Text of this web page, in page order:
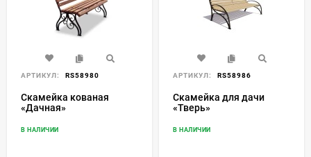
АРТИКУЛ: RS58980
Скамейка кованая
«Дачная»
В НАЛИЧИИ
АРТИКУЛ: RS58986
Скамейка для дачи
«Тверь»
В НАЛИЧИИ